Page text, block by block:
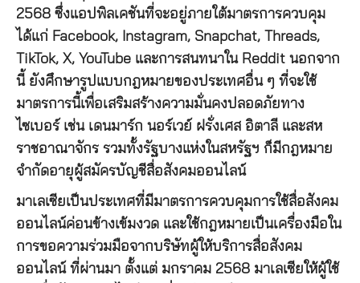
2568 ซึ่งแอปพิลเคชันที่จะอยู่ภายใต้มาตรการควบคุม
ได้แก่ Facebook, Instagram, Snapchat, Threads,
TikTok, X, YouTube และการสนทนาใน Reddit นอกจาก
นี้ ยังศึกษารูปแบบกฎหมายของประเทศอื่น ๆ ที่จะใช้
มาตรการนี้เพื่อเสริมสร้างความมั่นคงปลอดภัยทาง
ไซเบอร์ เช่น เดนมาร์ก นอร์เวย์ ฝรั่งเศส อิตาลี และสห
ราชอาณาจักร รวมทั้งรัฐบางแห่งในสหรัฐฯ ก็มีกฎหมาย
จำกัดอายุผู้สมัครบัญชีสื่อสังคมออนไลน์
มาเลเซียเป็นประเทศที่มีมาตรการควบคุมการใช้สื่อสังคม
ออนไลน์ค่อนข้างเข้มงวด และใช้กฎหมายเป็นเครื่องมือใน
การขอความร่วมมือจากบริษัทผู้ให้บริการสื่อสังคม
ออนไลน์ ที่ผ่านมา ตั้งแต่ มกราคม 2568 มาเลเซียให้ผู้ใช้